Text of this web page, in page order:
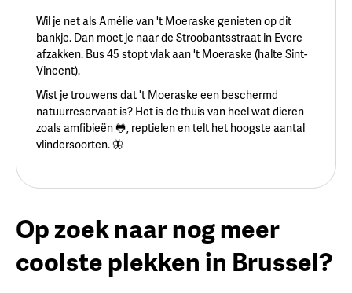
Wil je net als Amélie van 't Moeraske genieten op dit
bankje. Dan moet je naar de Stroobantsstraat in Evere
afzakken. Bus 45 stopt vlak aan 't Moeraske (halte Sint-
Vincent).
Wist je trouwens dat 't Moeraske een beschermd
natuurreservaat is? Het is de thuis van heel wat dieren
zoals amfibieën 🐸, reptielen en telt het hoogste aantal
vlindersoorten. 🦋
Op zoek naar nog meer
coolste plekken in Brussel?